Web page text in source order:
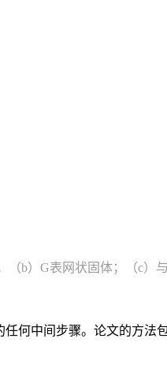
（b）G表网状固体；（c）
何中间步骤。论文的方法